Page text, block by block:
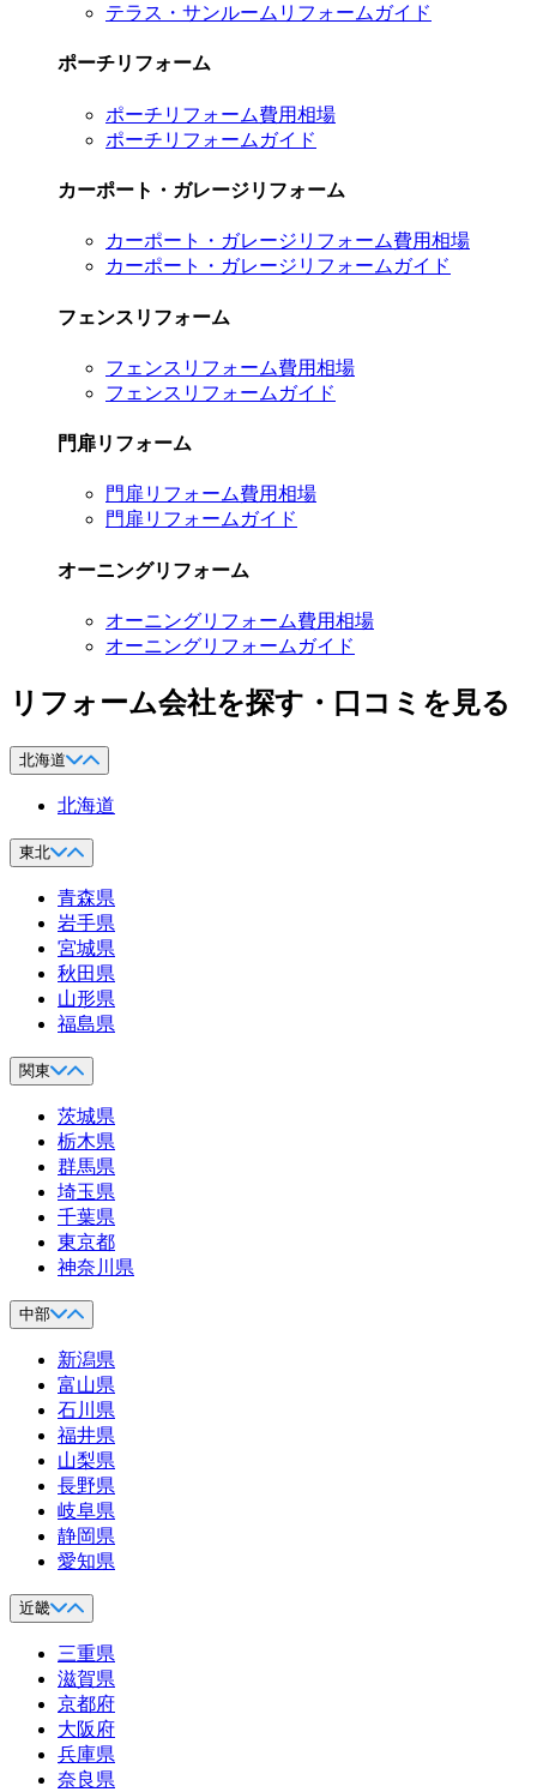
テラス・サンルームリフォームガイド
ポーチリフォーム
ポーチリフォーム費用相場
ポーチリフォームガイド
カーポート・ガレージリフォーム
カーポート・ガレージリフォーム費用相場
カーポート・ガレージリフォームガイド
フェンスリフォーム
フェンスリフォーム費用相場
フェンスリフォームガイド
門扉リフォーム
門扉リフォーム費用相場
門扉リフォームガイド
オーニングリフォーム
オーニングリフォーム費用相場
オーニングリフォームガイド
リフォーム会社を探す・口コミを見る
北海道
北海道
東北
青森県
岩手県
宮城県
秋田県
山形県
福島県
関東
茨城県
栃木県
群馬県
埼玉県
千葉県
東京都
神奈川県
中部
新潟県
富山県
石川県
福井県
山梨県
長野県
岐阜県
静岡県
愛知県
近畿
三重県
滋賀県
京都府
大阪府
兵庫県
奈良県